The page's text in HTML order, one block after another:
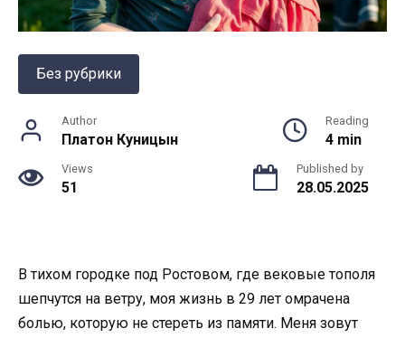
Без рубрики
Author
Платон Куницын
Reading
4 min
Views
51
Published by
28.05.2025
В тихом городке под Ростовом, где вековые тополя
шепчутся на ветру, моя жизнь в 29 лет омрачена
болью, которую не стереть из памяти. Меня зовут